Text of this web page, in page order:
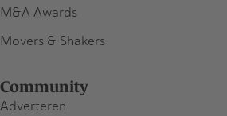
M&A Awards
Movers & Shakers
Community
Adverteren